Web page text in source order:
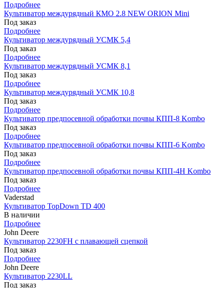
Подробнее
Культиватор междурядный КМО 2.8 NEW ORION Mini
Под заказ
Подробнее
Культиватор междурядный УСМК 5,4
Под заказ
Подробнее
Культиватор междурядный УСМК 8,1
Под заказ
Подробнее
Культиватор междурядный УСМК 10,8
Под заказ
Подробнее
Культиватор предпосевной обработки почвы КПП-8 Kombo
Под заказ
Подробнее
Культиватор предпосевной обработки почвы КПП-6 Kombo
Под заказ
Подробнее
Культиватор предпосевной обработки почвы КПП-4Н Kombo
Под заказ
Подробнее
Vaderstad
Культиватор TopDown TD 400
В наличии
Подробнее
John Deere
Культиватор 2230FH с плавающей сцепкой
Под заказ
Подробнее
John Deere
Культиватор 2230LL
Под заказ